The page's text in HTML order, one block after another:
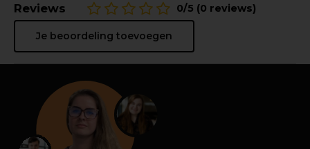
Reviews 0/5 (0 reviews)
Je beoordeling toevoegen